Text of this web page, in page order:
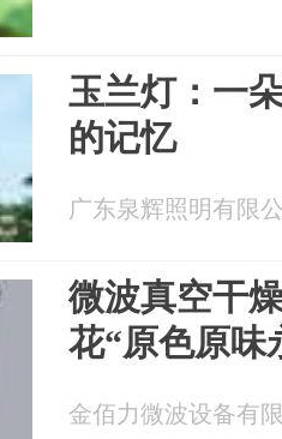
玉兰灯：一
的记忆
广东泉辉照明有限
微波真空干
花“原色原味
金佰力微波设备有